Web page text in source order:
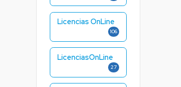
Licencias OnLine
106
LicenciasOnLine
27